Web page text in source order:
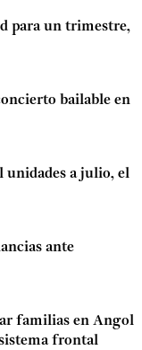
para un trimestre,
bailable en
unidades a julio, el
ante
familias en Angol
frontal